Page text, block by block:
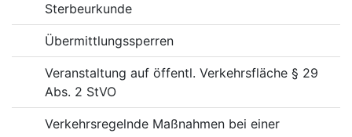
Sterbeurkunde
Übermittlungssperren
Veranstaltung auf öffentl. Verkehrsfläche § 29
Abs. 2 StVO
Verkehrsregelnde Maßnahmen bei einer